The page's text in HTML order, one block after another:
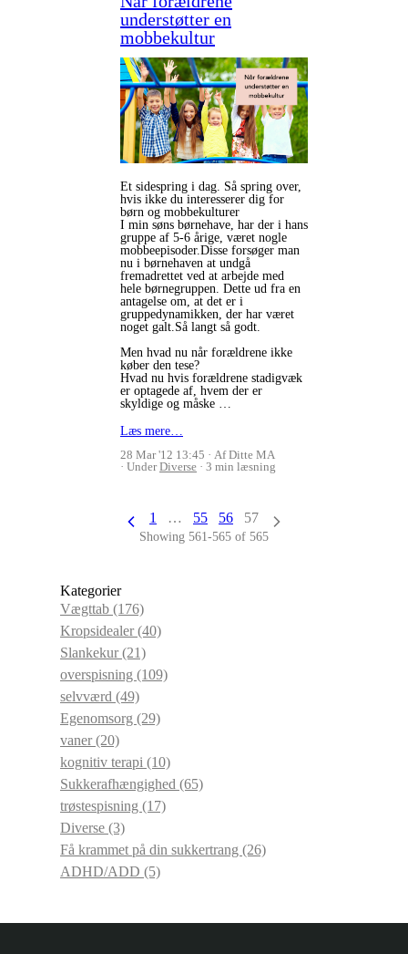
understøtter en
mobbekultur
Et sidespring i dag. Så spring over,
hvis ikke du interesserer dig for
børn og mobbekulturer
I min søns børnehave, har der i hans
gruppe af 5-6 årige, været nogle
mobbeepisoder.Disse forsøger man
nu i børnehaven at undgå
fremadrettet ved at arbejde med
hele børnegruppen. Dette ud fra en
antagelse om, at det er i
gruppedynamikken, der har været
noget galt.Så langt så godt.
Men hvad nu når forældrene ikke
køber den tese?
Hvad nu hvis forældrene stadigvæk
er optagede af, hvem der er
skyldige og måske …
Læs mere…
28 Mar '12 13:45
Af Ditte MA
UnderDiverse 3 min læsning
1 … 55 56 57
Showing 561-565 of 565
Kategorier
Vægttab (176)
Kropsidealer(40)
Slankekur(21)
overspisning (109)
selvværd (49)
Egenomsorg (29)
vaner(20)
kognitiv terapi (10)
Sukkerafhængighed (65)
trøstespisning (17)
Diverse (3)
Få krammet på din sukkertrang (26)
ADHD/ADD (5)